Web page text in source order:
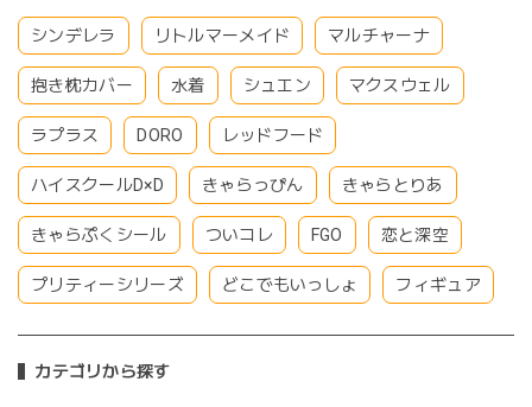
シンデレラ リトルマーメイド マルチャーナ
抱き枕カバー 水着 シュエン マクスウェル
ラプラス DORO レッドフード
ハイスクールD×D きゃらっぴん きゃらとりあ
きゃらぷくシール ついコレ FGO 恋と深空
プリティーシリーズ どこでもいっしょ フィギュア
カテゴリから探す